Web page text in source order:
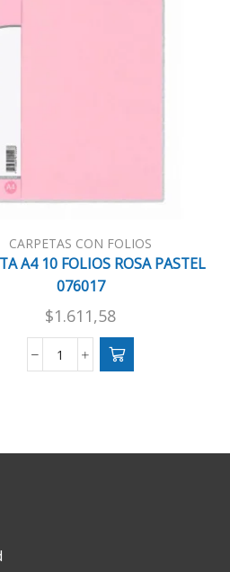
CARPETAS CON FOLIOS
A4 10 FOLIOS ROSA PASTEL
076017
$1.611,58
CARPETA
PASTEL